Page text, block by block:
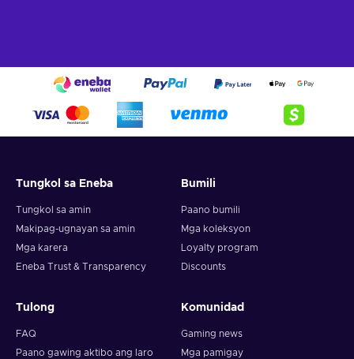
Tungkol sa Eneba
Tungkol sa amin
Makipag-ugnayan sa amin
Mga karera
Eneba Trust & Transparency
Bumili
Paano bumili
Mga koleksyon
Loyalty program
Discounts
Tulong
FAQ
Paano gawing aktibo ang laro
Komunidad
Gaming news
Mga pamigay